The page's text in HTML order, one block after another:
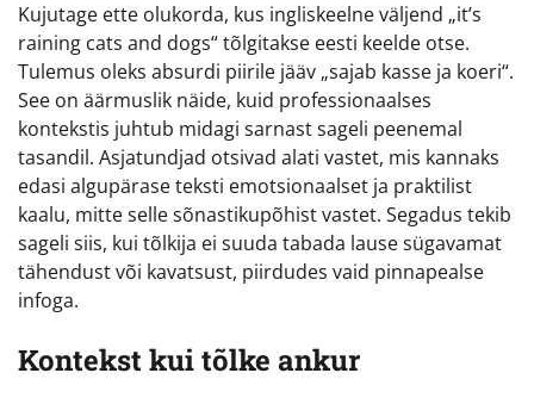
Kujutage ette olukorda, kus ingliskeelne väljend „it’s
raining cats and dogs“ tõlgitakse eesti keelde otse.
Tulemus oleks absurdi piirile jääv „sajab kasse ja koeri“.
See on äärmuslik näide, kuid professionaalses
kontekstis juhtub midagi sarnast sageli peenemal
tasandil. Asjatundjad otsivad alati vastet, mis kannaks
edasi algupärase teksti emotsionaalset ja praktilist
kaalu, mitte selle sõnastikupõhist vastet. Segadus tekib
sageli siis, kui tõlkija ei suuda tabada lause sügavamat
tähendust või kavatsust, piirdudes vaid pinnapealse
infoga.
Kontekst kui tõlke ankur